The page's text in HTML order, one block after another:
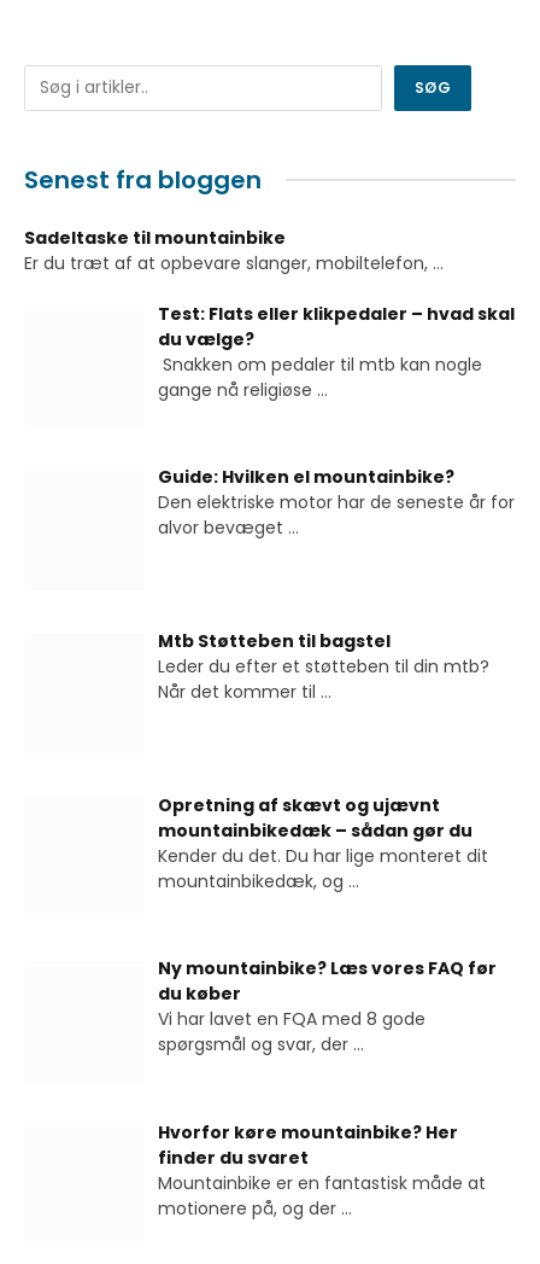
Søg SØG
Senest fra bloggen
Sadeltaske til mountainbike
Er du træt af at opbevare slanger, mobiltelefon, ...
Test: Flats eller klikpedaler – hvad skal
du vælge?
Snakken om pedaler til mtb kan nogle
gange nå religiøse ...
Guide: Hvilken el mountainbike?
Den elektriske motor har de seneste år for
alvor bevæget ...
Mtb Støtteben til bagstel
Leder du efter et støtteben til din mtb?
Når det kommer til ...
Opretning af skævt og ujævnt
mountainbikedæk – sådan gør du
Kender du det. Du har lige monteret dit
mountainbikedæk, og ...
Ny mountainbike? Læs vores FAQ før
du køber
Vi har lavet en FQA med 8 gode
spørgsmål og svar, der ...
Hvorfor køre mountainbike? Her
finder du svaret
Mountainbike er en fantastisk måde at
motionere på, og der ...